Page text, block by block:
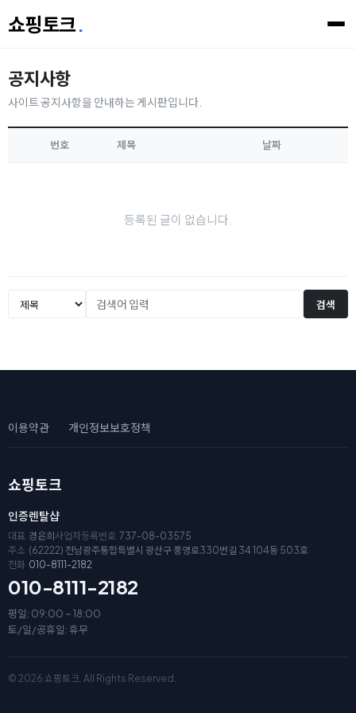
쇼핑토크.
공지사항
사이트 공지사항을 안내하는 게시판입니다.
번호 제목 날짜
등록된 글이 없습니다.
검색
이용약관 개인정보보호정책
쇼핑토크
인증렌탈샵
대표 경은희 사업자등록번호 737-08-03575
주소 (62222) 전남광주통합특별시 광산구 풍영로330번길 34 104동 503호
전화 010-8111-2182
010-8111-2182
평일: 09:00 ~ 18:00
토/일/공휴일: 휴무
© 2026 쇼핑토크. All Rights Reserved.